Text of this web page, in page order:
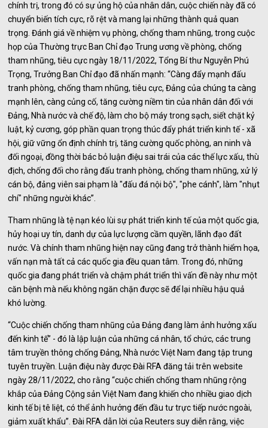
chính trị, trong đó có sự ủng hộ của nhân dân, cuộc chiến này đã có
chuyển biến tích cực, rõ rệt và mang lại những thành quả quan
trọng. Đánh giá về nhiệm vụ phòng, chống tham nhũng, trong cuộc
họp của Thường trực Ban Chỉ đạo Trung ương về phòng, chống
tham nhũng, tiêu cực ngày 18/11/2022, Tổng Bí thư Nguyễn Phú
Trọng, Trưởng Ban Chỉ đạo đã nhấn mạnh: “Càng đẩy mạnh đấu
tranh phòng, chống tham nhũng, tiêu cực, Đảng của chúng ta càng
mạnh lên, càng củng cố, tăng cường niềm tin của nhân dân đối với
Đảng, Nhà nước và chế độ, làm cho bộ máy trong sạch, siết chặt kỷ
luật, kỷ cương, góp phần quan trọng thúc đẩy phát triển kinh tế - xã
hội, giữ vững ổn định chính trị, tăng cường quốc phòng, an ninh và
đối ngoại, đồng thời bác bỏ luận điệu sai trái của các thế lực xấu, thù
địch, chống đối cho rằng đấu tranh phòng, chống tham nhũng, xử lý
cán bộ, đảng viên sai phạm là "đấu đá nội bộ", "phe cánh", làm "nhụt
chí" những người khác”.
Tham nhũng là tệ nạn kéo lùi sự phát triển kinh tế của một quốc gia,
hủy hoại uy tín, danh dự của lực lượng cầm quyền, lãnh đạo đất
nước. Và chính tham nhũng hiện nay cũng đang trở thành hiểm họa,
vấn nạn mà tất cả các quốc gia đều quan tâm. Trong đó, những
quốc gia đang phát triển và chậm phát triển thì vấn đề này như một
căn bệnh mà nếu không ngăn chặn được sẽ để lại nhiều hậu quả
khó lường.
“Cuộc chiến chống tham nhũng của Đảng đang làm ảnh hưởng xấu
đến kinh tế” - đó là lập luận của những cá nhân, tổ chức, các trung
tâm truyền thông chống Đảng, Nhà nước Việt Nam đang tập trung
tuyên truyền. Luận điệu này được Đài RFA đăng tải trên website
ngày 28/11/2022, cho rằng “cuộc chiến chống tham nhũng rộng
khắp của Đảng Cộng sản Việt Nam đang khiến cho nhiều giao dịch
kinh tế bị tê liệt, có thể ảnh hưởng đến đầu tư trực tiếp nước ngoài,
giảm xuất khẩu”. Đài RFA dẫn lời của Reuters suy diễn rằng, việc